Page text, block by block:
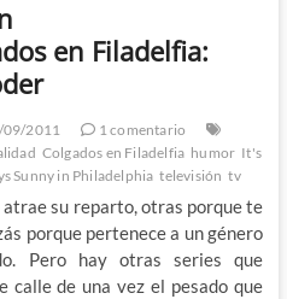
en Filadelfia:
09/2011
1 comentario
Colgados en Filadelfia humor It's
Sunny in Philadelphia televisión tv
su reparto, otras porque te
porque pertenece a un género
Pero hay otras series que
calle de una vez el pesado que